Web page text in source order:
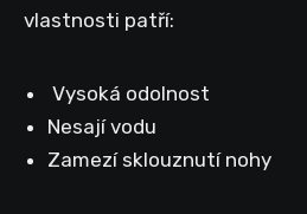
vlastnosti patří:
Vysoká odolnost
Nesají vodu
Zamezí sklouznutí nohy